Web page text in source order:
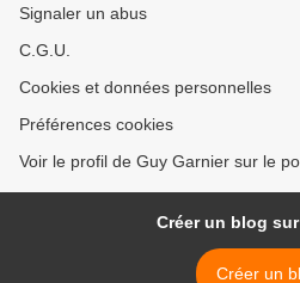
Signaler un abus
C.G.U.
Cookies et données personnelles
Préférences cookies
Voir le profil de Guy Garnier sur le
Créer un blog
Créer un